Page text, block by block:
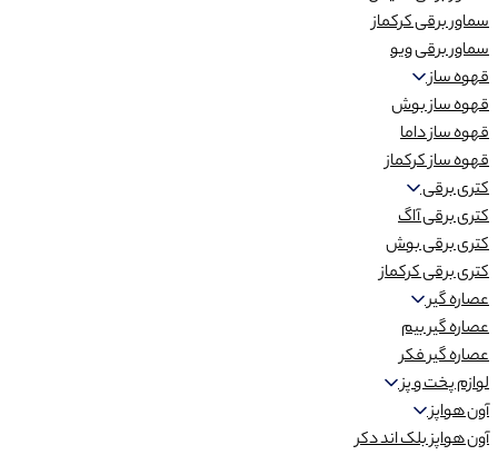
سماور برقی کرکماز
سماور برقی ویو
قهوه ساز
قهوه ساز بوش
قهوه ساز داما
قهوه ساز کرکماز
کتری برقی
کتری برقی آاگ
کتری برقی بوش
کتری برقی کرکماز
عصاره گیر
عصاره گیر بیم
عصاره گیر فکر
لوازم پخت و پز
آون هواپز
آون هواپز بلک اند دکر